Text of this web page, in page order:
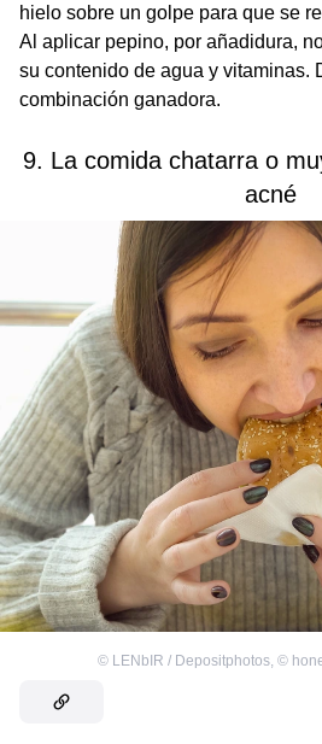
hielo sobre un golpe para que se
Al aplicar pepino, por añadidura,
su contenido de agua y vitaminas.
combinación ganadora.
9. La comida chatarra o
acné
© LENbIR / Depositphotos, ©